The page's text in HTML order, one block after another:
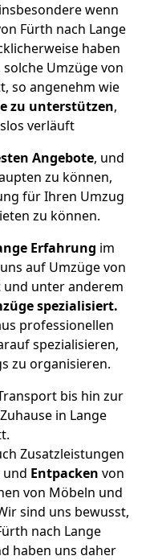
wenn
Fürth nach Lange
haben
Umzüge von
so angenehm wie
zu unterstützen,
verläuft
Angebote, und
zu können,
für Ihren Umzug
zu können.
Erfahrung im
auf Umzüge von
und unter anderem
spezialisiert.
professionellen
spezialisieren,
zu organisieren.
bis hin zur
in Lange
Zusatzleistungen
und Entpacken von
von Möbeln und
sind uns bewusst,
nach Lange
haben uns daher